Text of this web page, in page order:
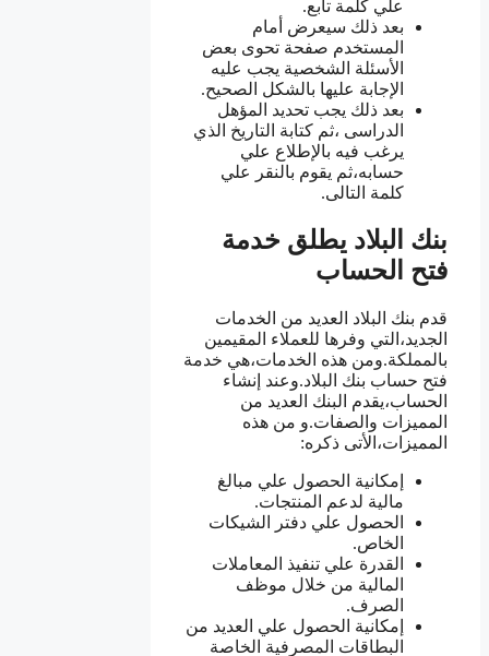
علي كلمة تابع.
بعد ذلك سيعرض أمام
المستخدم صفحة تحوى بعض
الأسئلة الشخصية يجب عليه
الإجابة عليها بالشكل الصحيح.
بعد ذلك يجب تحديد المؤهل
الدراسى ،ثم كتابة التاريخ الذي
يرغب فيه بالإطلاع علي
حسابه،ثم يقوم بالنقر علي
كلمة التالى.
بنك البلاد يطلق خدمة
فتح الحساب
قدم بنك البلاد العديد من الخدمات
الجديد،التي وفرها للعملاء المقيمين
بالمملكة.ومن هذه الخدمات،هي خدمة
فتح حساب بنك البلاد.وعند إنشاء
الحساب،يقدم البنك العديد من
المميزات والصفات.و من هذه
المميزات،الأتى ذكره:
إمكانية الحصول علي مبالغ
مالية لدعم المنتجات.
الحصول علي دفتر الشيكات
الخاص.
القدرة علي تنفيذ المعاملات
المالية من خلال موظف
الصرف.
إمكانية الحصول علي العديد من
البطاقات المصرفية الخاصة